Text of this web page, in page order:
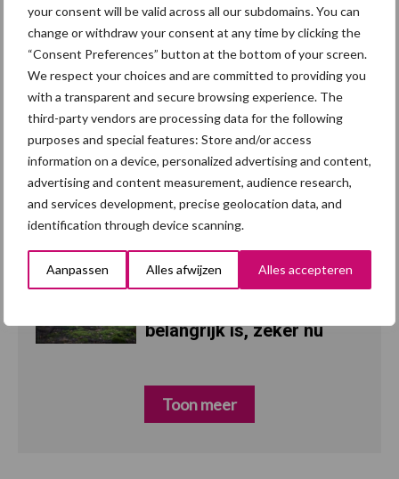
your consent will be valid across all our subdomains. You can
change or withdraw your consent at any time by clicking the
“Consent Preferences” button at the bottom of your screen.
We respect your choices and are committed to providing you
with a transparent and secure browsing experience. The
third-party vendors are processing data for the following
purposes and special features: Store and/or access
information on a device, personalized advertising and content,
advertising and content measurement, audience research,
and services development, precise geolocation data, and
identification through device scanning.
Aanpassen Alles afwijzen Alles accepteren
Recent nieuws Partner nieuws
“Vraag naar praktische
hygieneoplossingen is in
Polen groter dan ooit”
5 aug
Eliminatieprotocol voor
Mycoplasma hyopneumoniae
4 aug
AVP in Finland
belangrijk is, zeker nu
Toon meer